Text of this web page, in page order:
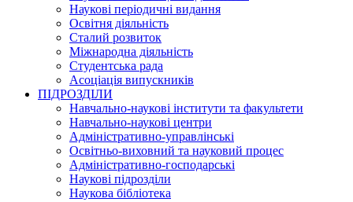
Наукові періодичні видання
Освітня діяльність
Сталий розвиток
Міжнародна діяльність
Студентська рада
Асоціація випускників
ПІДРОЗДІЛИ
Навчально-наукові інститути та факультети
Навчально-наукові центри
Адміністративно-управлінські
Освітньо-виховний та науковий процес
Адміністративно-господарські
Наукові підрозділи
Наукова бібліотека